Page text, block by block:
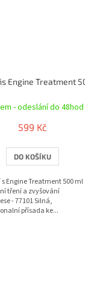
- Utěsňovač olejové
Engine Treatment 500
- odeslání do 48hod
599 Kč
DO KOŠÍKU
Engine Treatment 500 ml
tření a zvyšování
- 77101 Silná,
přísada ke...